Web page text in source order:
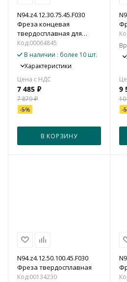
N94.z4.12.30.75.45.F030
Фреза концевая
твердосплавная для
алюминия, цветных
металлов и пластика
Код:00064845
В наличии : более 10 шт.
Характеристики
7 485 ₽
7 879₽
-5%
В КОРЗИНУ
9
-5
N94.z4.12.50.100.45.F030
Фреза твердосплавная
Код:00134230